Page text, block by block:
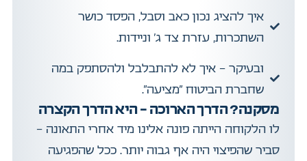
איך להציג נכון כאב וסבל, הפסד כושר
השתכרות, עזרת צד ג' וניידות.
ובעיקר – איך לא להתבלבל ולהסתפק במה
שחברת הביטוח "מציעה".
מסקנה? הדרך הארוכה – היא הדרך הקצרה
לו הלקוחה הייתה פונה אלינו מיד אחרי התאונה –
סביר שהפיצוי היה אף גבוה יותר. ככל שהפגיעה